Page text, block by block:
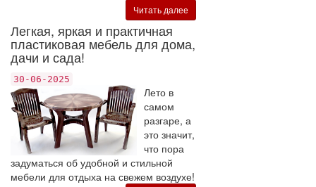
Читать далее
Легкая, яркая и практичная
пластиковая мебель для дома,
дачи и сада!
30-06-2025
Лето в
самом
разгаре, а
это значит,
что пора
задуматься об удобной и стильной
мебели для отдыха на свежем воздухе!